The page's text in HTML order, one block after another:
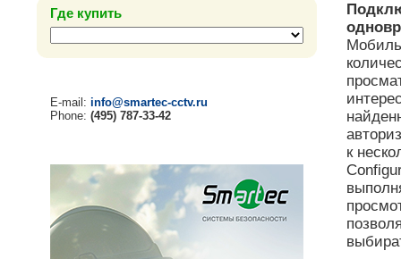
Где купить
E-mail: info@smartec-cctv.ru
Phone: (495) 787-33-42
к